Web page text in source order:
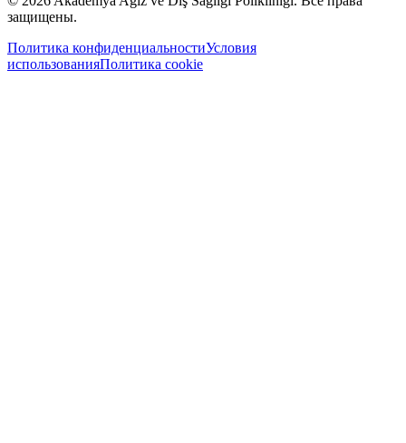
защищены.
Политика конфиденциальностиУсловия
использованияПолитика cookie